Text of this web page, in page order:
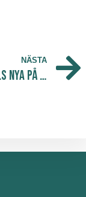
NÄSTA
Peppy Pals nya på The Park